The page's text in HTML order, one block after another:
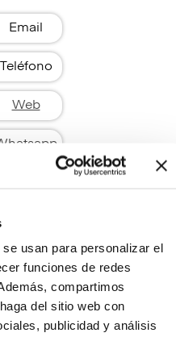
usan para personalizar el
funciones de redes
compartimos
del sitio web con
publicidad y análisis
Email
Teléfono
Web